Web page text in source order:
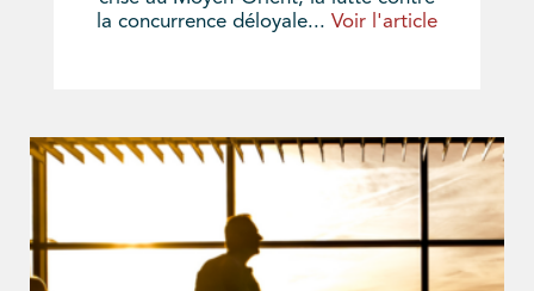
la concurrence déloyale... Voir l'article